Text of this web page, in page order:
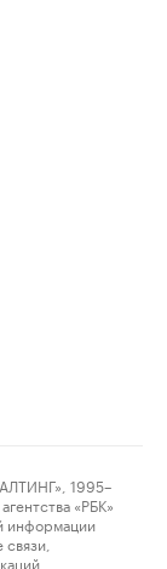
1995–
«РБК»
информации